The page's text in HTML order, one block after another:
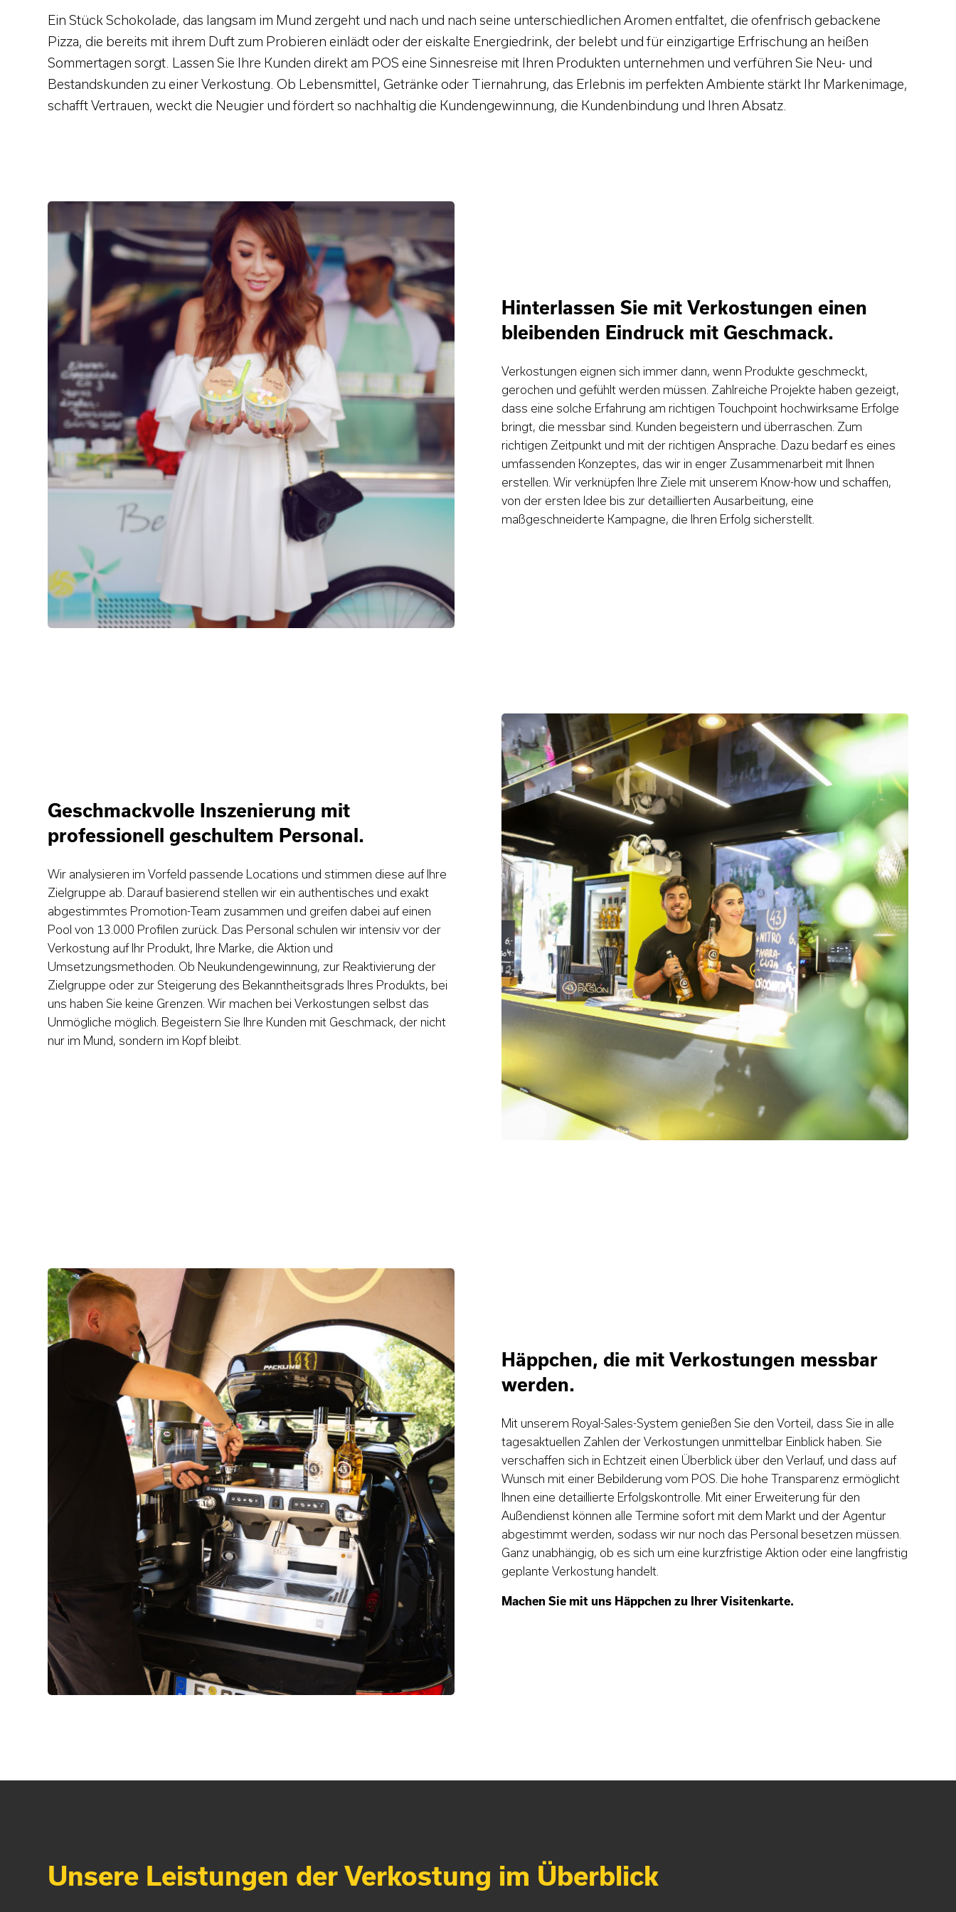
Ein Stück Schokolade, das langsam im Mund zergeht und nach und nach seine unterschiedlichen Aromen entfaltet, die ofenfrisch gebackene
Pizza, die bereits mit ihrem Duft zum Probieren einlädt oder der eiskalte Energiedrink, der belebt und für einzigartige Erfrischung an heißen
Sommertagen sorgt. Lassen Sie Ihre Kunden direkt am POS eine Sinnesreise mit Ihren Produkten unternehmen und verführen Sie Neu- und
Bestandskunden zu einer Verkostung. Ob Lebensmittel, Getränke oder Tiernahrung, das Erlebnis im perfekten Ambiente stärkt Ihr Markenimage,
schafft Vertrauen, weckt die Neugier und fördert so nachhaltig die Kundengewinnung, die Kundenbindung und Ihren Absatz.
Hinterlassen Sie mit Verkostungen einen
bleibenden Eindruck mit Geschmack.
Verkostungen eignen sich immer dann, wenn Produkte geschmeckt,
gerochen und gefühlt werden müssen. Zahlreiche Projekte haben gezeigt,
dass eine solche Erfahrung am richtigen Touchpoint hochwirksame Erfolge
bringt, die messbar sind. Kunden begeistern und überraschen. Zum
richtigen Zeitpunkt und mit der richtigen Ansprache. Dazu bedarf es eines
umfassenden Konzeptes, das wir in enger Zusammenarbeit mit Ihnen
erstellen. Wir verknüpfen Ihre Ziele mit unserem Know-how und schaffen,
von der ersten Idee bis zur detaillierten Ausarbeitung, eine
maßgeschneiderte Kampagne, die Ihren Erfolg sicherstellt.
Geschmackvolle Inszenierung mit
professionell geschultem Personal.
Wir analysieren im Vorfeld passende Locations und stimmen diese auf Ihre
Zielgruppe ab. Darauf basierend stellen wir ein authentisches und exakt
abgestimmtes Promotion-Team zusammen und greifen dabei auf einen
Pool von 13.000 Profilen zurück. Das Personal schulen wir intensiv vor der
Verkostung auf Ihr Produkt, Ihre Marke, die Aktion und
Umsetzungsmethoden. Ob Neukundengewinnung, zur Reaktivierung der
Zielgruppe oder zur Steigerung des Bekanntheitsgrads Ihres Produkts, bei
uns haben Sie keine Grenzen. Wir machen bei Verkostungen selbst das
Unmögliche möglich. Begeistern Sie Ihre Kunden mit Geschmack, der nicht
nur im Mund, sondern im Kopf bleibt.
Häppchen, die mit Verkostungen messbar
werden.
Mit unserem Royal-Sales-System genießen Sie den Vorteil, dass Sie in alle
tagesaktuellen Zahlen der Verkostungen unmittelbar Einblick haben. Sie
verschaffen sich in Echtzeit einen Überblick über den Verlauf, und dass auf
Wunsch mit einer Bebilderung vom POS. Die hohe Transparenz ermöglicht
Ihnen eine detaillierte Erfolgskontrolle. Mit einer Erweiterung für den
Außendienst können alle Termine sofort mit dem Markt und der Agentur
abgestimmt werden, sodass wir nur noch das Personal besetzen müssen.
Ganz unabhängig, ob es sich um eine kurzfristige Aktion oder eine langfristig
geplante Verkostung handelt.
Machen Sie mit uns Häppchen zu Ihrer Visitenkarte.
Unsere Leistungen der Verkostung im Überblick